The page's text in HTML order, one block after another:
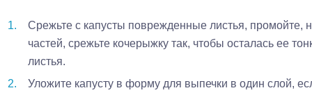
Срежьте с капусты поврежденные листья, промойте,
частей, срежьте кочерыжку так, чтобы осталась ее
листья.
Уложите капусту в форму для выпечки в один слой,